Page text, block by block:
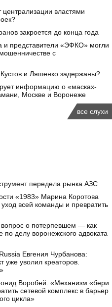
властями
закроется до конца года
и представители «ЭФКО» могли
с
и Ляшенко задержаны?
информацию о «масках-
Москве и Воронеже
все слухи
передела рынка АЗС
«1983» Марина Коротова
всей команды и превратить
о потерпевшем — как
делу воронежского адвоката
Евгения Чурбанова:
уже уволил креаторов.
Воробей: «Механизм «бери
сетевой комплекс в барьер
цикла»